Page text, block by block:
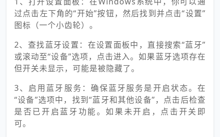
过点击左下角的“开始”按钮，然后找到并点击“设置”
图标（一个小齿轮）。
2、查找蓝牙设置：在设置面板中，直接搜索“蓝牙”
或滚动至“设备”选项，点击进入。如果蓝牙选项存在
但开关未显示，可能是被隐藏了。
3、启用蓝牙服务：确保蓝牙服务是开启状态。在
“设备”选项中，找到“蓝牙和其他设备”，点击后检查
是否已开启蓝牙功能。如果未开启，点击开关即
可。